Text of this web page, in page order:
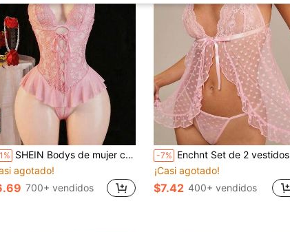
SHEIN Bodys de mujer con abertura en la entrepierna, con volantes, tirantes de encaje y malla sexy
agotado!
700+ vendidos
-7% Enchnt Set de 2 vestidos con abertura lateral sexy, estilo romántico francés con encaje rosa, parches de lunares y volantes en el bajo
¡Casi agotado!
$7.42 400+ vendidos